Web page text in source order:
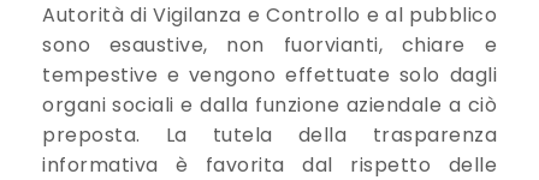
Autorità di Vigilanza e Controllo e al pubblico
sono esaustive, non fuorvianti, chiare e
tempestive e vengono effettuate solo dagli
organi sociali e dalla funzione aziendale a ciò
preposta. La tutela della trasparenza
informativa è favorita dal rispetto delle